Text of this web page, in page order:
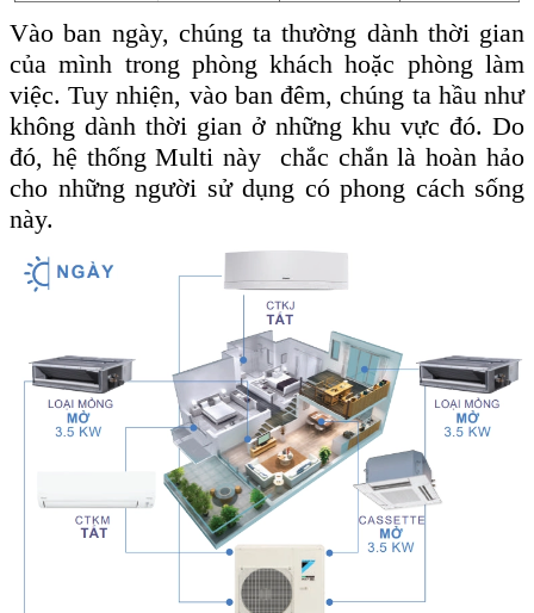
Vào ban ngày, chúng ta thường dành thời gian
của mình trong phòng khách hoặc phòng làm
việc. Tuy nhiện, vào ban đêm, chúng ta hầu như
không dành thời gian ở những khu vực đó. Do
đó, hệ thống Multi này chắc chắn là hoàn hảo
cho những người sử dụng có phong cách sống
này.